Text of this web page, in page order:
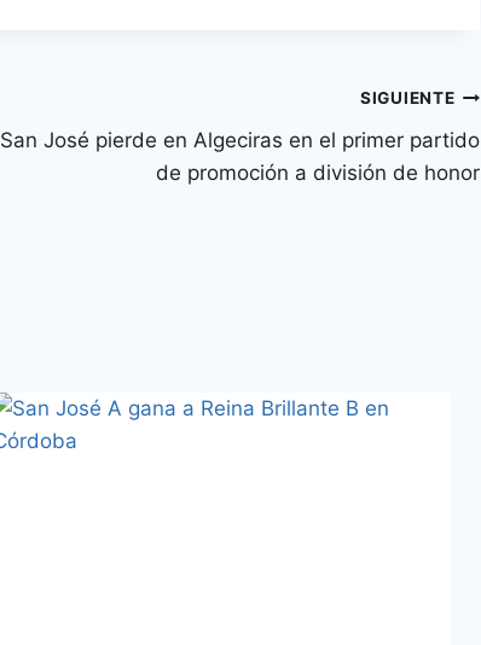
SIGUIENTE
San José pierde en Algeciras en el primer partido
de promoción a división de honor